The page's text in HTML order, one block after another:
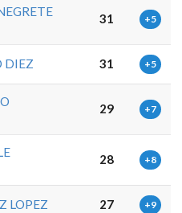
31 +5
DIEZ 31 +5
29 +7
28 +8
LOPEZ 27 +9